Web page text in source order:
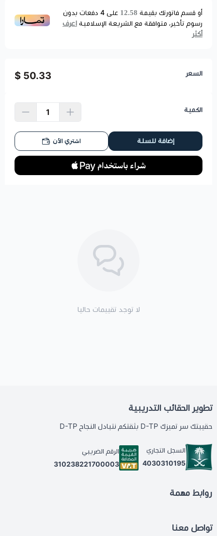
أو قسم فاتورتك بقيمة 12.58 على 4 دفعات بدون
رسوم تأخير، متوافقة مع الشريعة الإسلامية اعرف
أكثر
السعر 50.33 $
الكمية
إضافة للسلة اشتري الآن
لا توجد تقييمات حاليا
تطوير الحقائب التدريبية
حقيبتك سر تميزك D-TP بثقتكم نتبادل النجاح D-TP
السجل التجاري
4030310195
الرقم الضريبي
310238221700003
روابط مهمة
تواصل معنا